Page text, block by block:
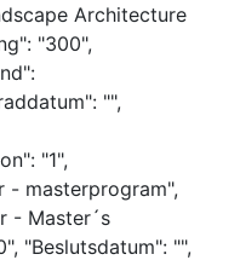
Architecture
"300",
"",
"1",
- masterprogram",
- Master´s
"Beslutsdatum": "",